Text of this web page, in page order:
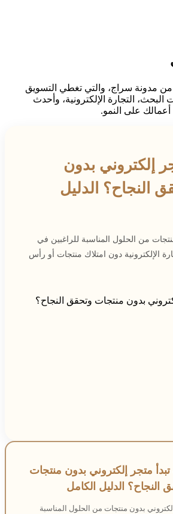
مدونة سراج، والتي تغطي التسويق
التجارة الإلكترونية، وأحدث
أعمالك على النمو.
إلكتروني بدون
النجاح؟ الدليل
من الحلول المناسبة للراغبين في
الإلكترونية دون امتلاك منتجات أو رأس
متجر إلكتروني بدون منتجات
النجاح؟ الدليل الكامل
بدون منتجات من الحلول المناسبة